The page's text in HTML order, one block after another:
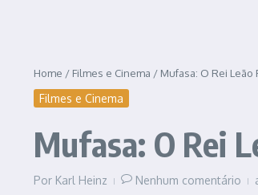
Home / Filmes e Cinema / Mufasa: O Rei
Filmes e Cinema
Mufasa: O Rei
Por Karl Heinz Nenhum comentário